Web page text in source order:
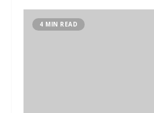
4 MIN READ